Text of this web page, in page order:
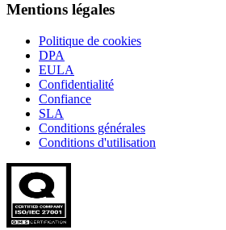
Mentions légales
Politique de cookies
DPA
EULA
Confidentialité
Confiance
SLA
Conditions générales
Conditions d'utilisation